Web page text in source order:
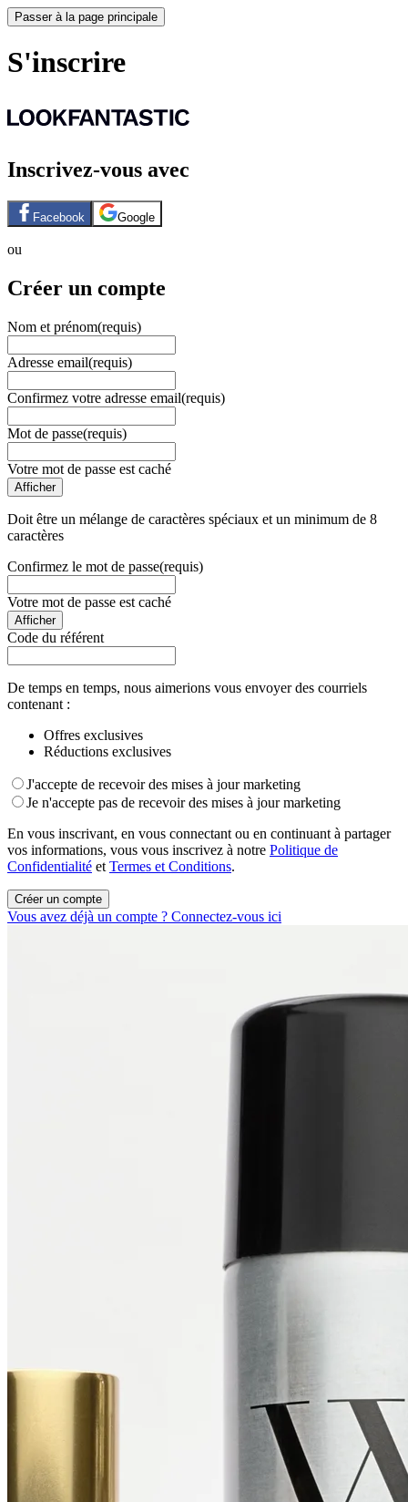
Passer à la page principale
S'inscrire
Inscrivez-vous avec
Facebook Google
ou
Créer un compte
Nom et prénom(requis)
Adresse email(requis)
Confirmez votre adresse email(requis)
Mot de passe(requis)
Votre mot de passe est caché
Afficher
Doit être un mélange de caractères spéciaux et un minimum de 8
caractères
Confirmez le mot de passe(requis)
Votre mot de passe est caché
Afficher
Code du référent
De temps en temps, nous aimerions vous envoyer des courriels
contenant :
Offres exclusives
Réductions exclusives
J'accepte de recevoir des mises à jour marketing
Je n'accepte pas de recevoir des mises à jour marketing
En vous inscrivant, en vous connectant ou en continuant à partager
vos informations, vous vous inscrivez à notre Politique de
Confidentialité et Termes et Conditions.
Créer un compte
Vous avez déjà un compte ? Connectez-vous ici